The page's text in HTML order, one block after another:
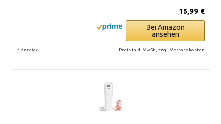
16,99 €
Bei Amazon
ansehen
* Anzeige Preis inkl. MwSt., zzgl. Versandkosten